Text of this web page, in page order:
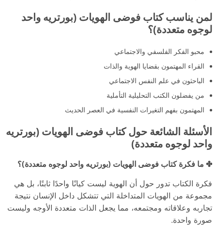
لمن يناسب كتاب فوضى الهويات (بورتريه واحد
لوجوه متعددة)؟
محبو الفكر الفلسفي والاجتماعي
القراء المهتمون بقضايا الهوية والذات
الباحثون في علم النفس الاجتماعي
من يفضلون الكتب التحليلية التأملية
المهتمون بفهم التغيرات النفسية في العصر الحديث
الأسئلة الشائعة حول كتاب فوضى الهويات (بورتريه
واحد لوجوه متعددة)
✤ ما فكرة كتاب فوضى الهويات (بورتريه واحد لوجوه متعددة)؟
فكرة الكتاب تدور حول أن الهوية ليست كيانًا واحدًا ثابتًا، بل هي
مجموعة من الهويات المتداخلة التي تتشكل داخل الإنسان نتيجة
تجاربه وعلاقاته ومجتمعه، مما يجعل الذات متعددة الأوجه وليست
صورة واحدة.